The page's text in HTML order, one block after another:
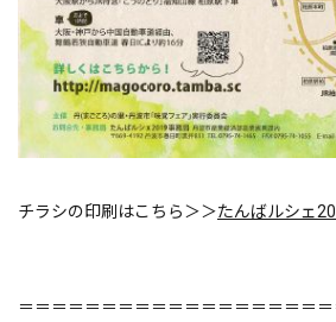
チラシの印刷はこちら＞＞たんばルシェ
＝＝＝＝＝＝＝＝＝＝＝＝＝＝＝＝＝＝